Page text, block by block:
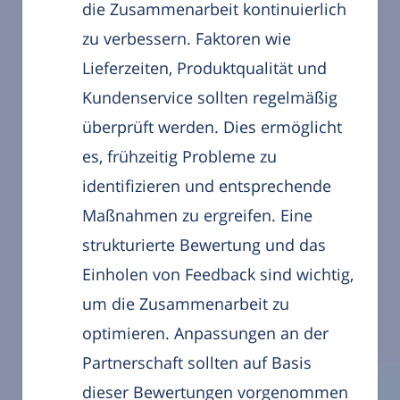
die Zusammenarbeit kontinuierlich
zu verbessern. Faktoren wie
Lieferzeiten, Produktqualität und
Kundenservice sollten regelmäßig
überprüft werden. Dies ermöglicht
es, frühzeitig Probleme zu
identifizieren und entsprechende
Maßnahmen zu ergreifen. Eine
strukturierte Bewertung und das
Einholen von Feedback sind wichtig,
um die Zusammenarbeit zu
optimieren. Anpassungen an der
Partnerschaft sollten auf Basis
dieser Bewertungen vorgenommen